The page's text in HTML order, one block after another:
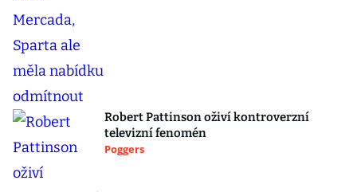
Robert Pattinson oživí kontroverzní
televizní fenomén
Poggers